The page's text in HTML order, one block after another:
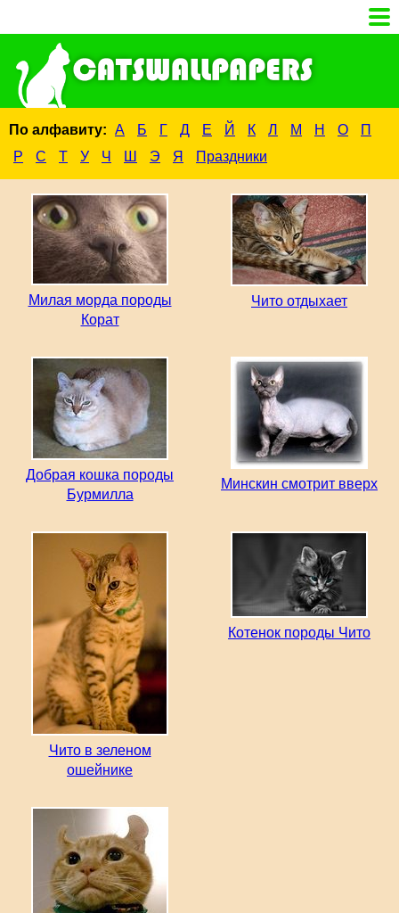
По алфавиту: А Б Г Д Е Й К Л М Н О
П
Р
С Т У Ч Ш Э Я Праздники
Милая морда породы
Корат
Чито отдыхает
Добрая кошка породы
Бурмилла
Минскин смотрит вверх
Чито в зеленом
ошейнике
Котенок породы Чито